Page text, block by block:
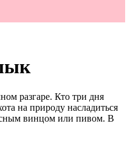
разгаре. Кто три дня
на природу насладиться
винцом или пивом. В